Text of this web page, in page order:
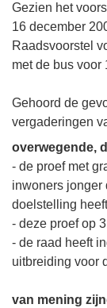
Gezien het
16 december
Raadsvoorstel
met de bus voor
Gehoord de
vergaderingen
overwegende,
- de proef met
inwoners jonger
doelstelling
- deze proef op
- de raad heeft
uitbreiding voor
van mening